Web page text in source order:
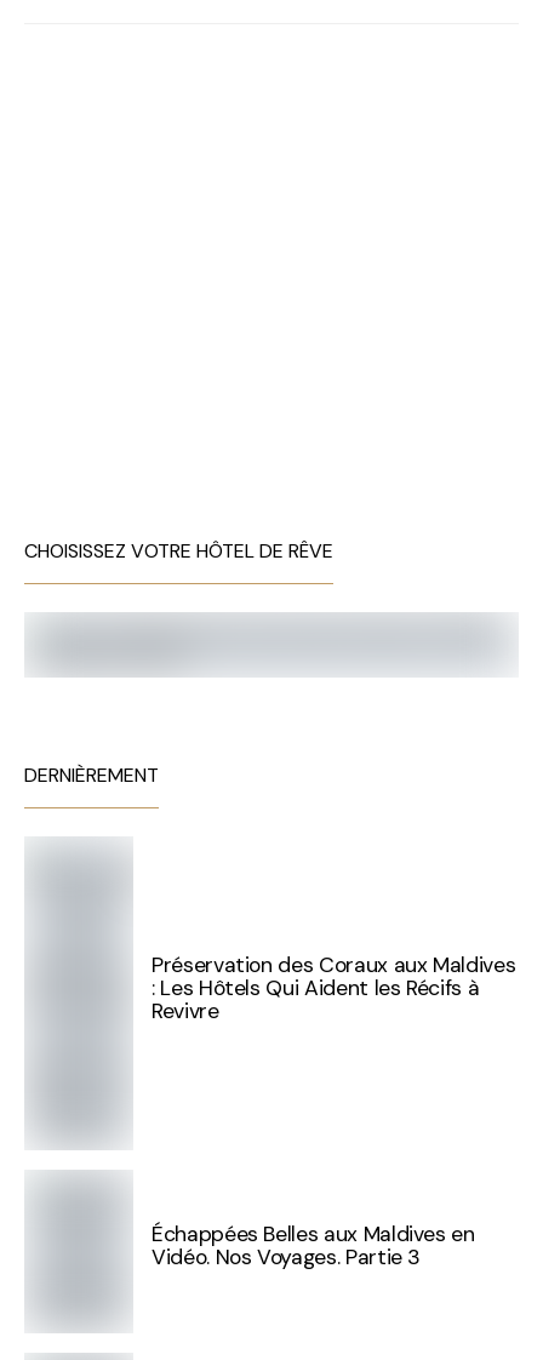
CHOISISSEZ VOTRE HÔTEL DE RÊVE
DERNIÈREMENT
Préservation des Coraux aux Maldives
: Les Hôtels Qui Aident les Récifs à
Revivre
Échappées Belles aux Maldives en
Vidéo. Nos Voyages. Partie 3